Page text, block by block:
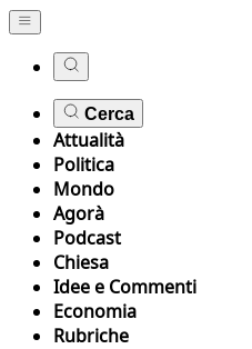
Cerca
Attualità
Politica
Mondo
Agorà
Podcast
Chiesa
Idee e Commenti
Economia
Rubriche